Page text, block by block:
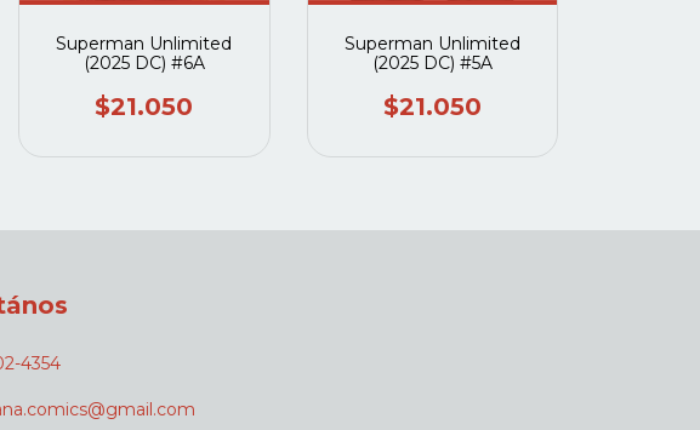
Superman Unlimited
(2025 DC) #6A
$21.050
Superman Unlimited
(2025 DC) #5A
$21.050
4354